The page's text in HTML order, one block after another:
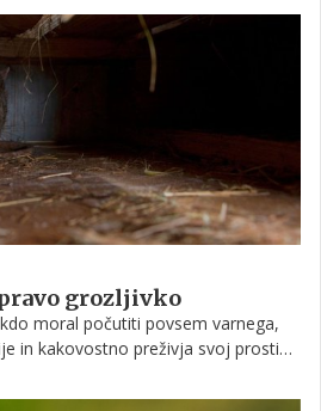
kako miš, ki nam jo potem
rjave in temno rjave proge tudi
je umazano bele barve. Najraje
Je res prava lepotica z mehko
grozljivko
moral počutiti povsem varnega,
in kakovostno preživja svoj prosti
veliko časa, preden bodo člani